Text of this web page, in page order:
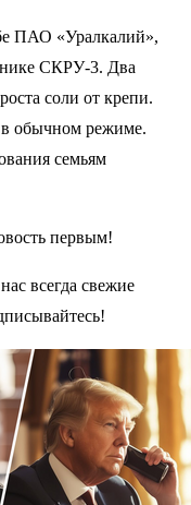
ПАО «Уралкалий»,
СКРУ-3. Два
соли от крепи.
обычном режиме.
семьям
первым!
всегда свежие